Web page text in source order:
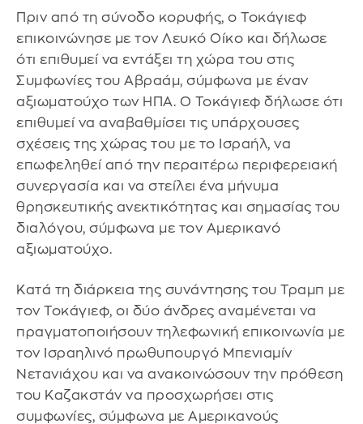
Πριν από τη σύνοδο κορυφής, ο Τοκάγιεφ
επικοινώνησε με τον Λευκό Οίκο και δήλωσε
ότι επιθυμεί να εντάξει τη χώρα του στις
Συμφωνίες του Αβραάμ, σύμφωνα με έναν
αξιωματούχο των ΗΠΑ. Ο Τοκάγιεφ δήλωσε ότι
επιθυμεί να αναβαθμίσει τις υπάρχουσες
σχέσεις της χώρας του με το Ισραήλ, να
επωφεληθεί από την περαιτέρω περιφερειακή
συνεργασία και να στείλει ένα μήνυμα
θρησκευτικής ανεκτικότητας και σημασίας του
διαλόγου, σύμφωνα με τον Αμερικανό
αξιωματούχο.
Κατά τη διάρκεια της συνάντησης του Τραμπ με
τον Τοκάγιεφ, οι δύο άνδρες αναμένεται να
πραγματοποιήσουν τηλεφωνική επικοινωνία με
τον Ισραηλινό πρωθυπουργό Μπενιαμίν
Νετανιάχου και να ανακοινώσουν την πρόθεση
του Καζακστάν να προσχωρήσει στις
συμφωνίες, σύμφωνα με Αμερικανούς